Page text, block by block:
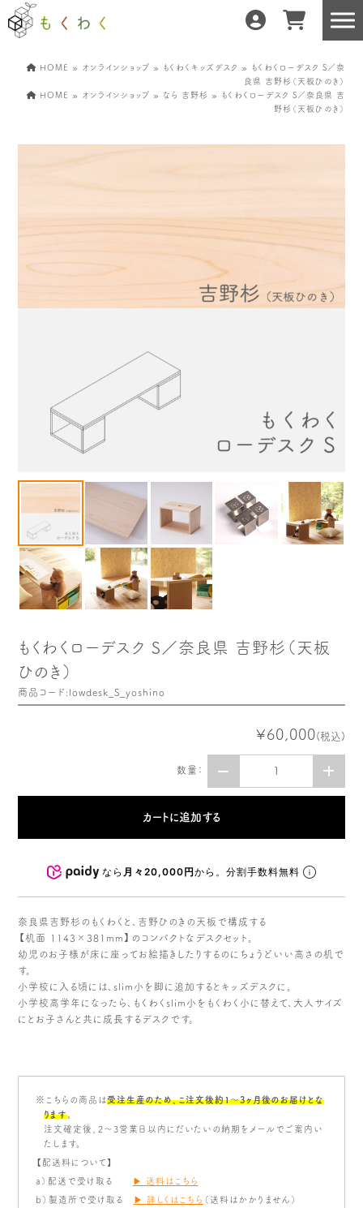
どんな暮らしにもフィット 森と暮らしを環る
産地・製造所紹介 樹種紹介
木や森のこと もくわく的 わくわく暮らし
もくわく開発ストーリー
出店情報！ メディア掲載＆プレスリリース
全て見る
HOME » オンラインショップ » もくわくキッズデスク » もくわくローデスク S／奈
良県 吉野杉（天板ひのき）
HOME » オンラインショップ » なら 吉野杉 » もくわくローデスク S／奈良県 吉
野杉（天板ひのき）
もくわくローデスク S／奈良県 吉野杉（天板
ひのき）
商品コード:lowdesk_S_yoshino
¥60,000(税込)
数量：
なら 月々20,000円から。分割手数料無料
奈良県吉野杉のもくわくと、吉野ひのきの天板で構成する
【机面 1143×381mm】のコンパクトなデスクセット。
幼児のお子様が床に座ってお絵描きしたりするのにちょうどいい高さの机で
す。
小学校に入る頃には、slim小を脚に追加するとキッズデスクに。
小学校高学年になったら、もくわくslim小をもくわく小に替えて、大人サイズ
にとお子さんと共に成長するデスクです。
※こちらの商品は受注生産のため、こ注文後約1〜3ヶ月後のお届けとな
ります
注文確定後、2～3営業日以内にだいたいの納期をメールでご案内い
たします。
【配送料について】
a）配送で受け取る ▶ 送料はこちら
b）製造所で受け取る ▶ 詳しくはこちら （送料はかかりません）